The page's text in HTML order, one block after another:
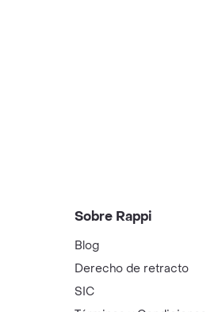
Sobre Rappi
Blog
Derecho de retracto
SIC